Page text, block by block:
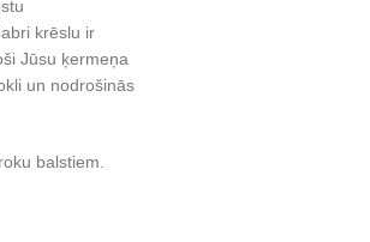
krēslu ir
Jūsu ķermeņa
un nodrošinās
balstiem.